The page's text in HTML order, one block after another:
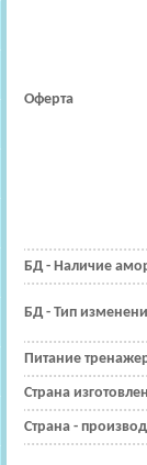
Оферта
БД - Наличие
БД - Тип
Питание
Страна
Страна -